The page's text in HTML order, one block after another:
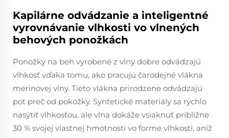
Kapilárne odvádzanie a inteligentné
vyrovnávanie vlhkosti vo vlnených
behových ponožkách
Ponožky na beh vyrobené z vlny dobre odvádzajú
vlhkosť vďaka tomu, ako pracujú čarodejné vlákna
merinovej vlny. Tieto vlákna prirodzene odvádzajú
pot preč od pokožky. Syntetické materiály sa rýchlo
nasýtiť vlhkosťou, ale vlna dokáže vsiaknuť približne
30 % svojej vlastnej hmotnosti vo forme vlhkosti, aniž